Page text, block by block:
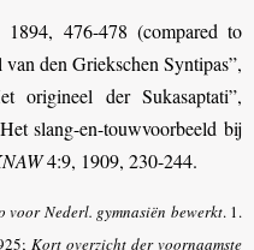
476-478 (compared to
den Griekschen Syntipas”,
der Sukasaptati”,
slang-en-touwvoorbeeld bij
4:9, 1909, 230-244.
Nederl. gymnasiën bewerkt.1.
Kort overzicht der voornaamste